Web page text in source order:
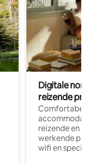
Digitale
reizende
Comfortabele
reizende en
werkende
wifi en